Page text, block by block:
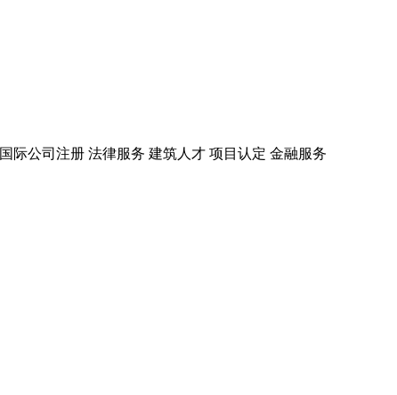
国际公司注册 法律服务 建筑人才 项目认定 金融服务